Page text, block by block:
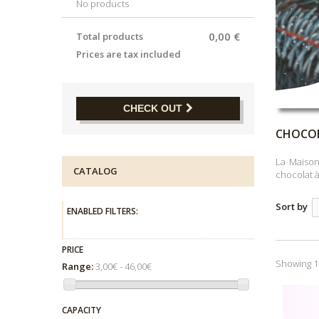
No products
0,00 €
Total products
Prices are tax included
CHECK OUT
CATALOG
ENABLED FILTERS:
PRICE
Range:3,00€ - 46,00€
CAPACITY
La
chocolat
Sort by
Showing